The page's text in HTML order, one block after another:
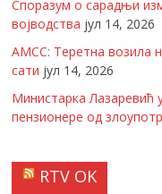
Споразум о сарадњи
војводства јул 14, 2026
АМСС: Теретна возила
сати јул 14, 2026
Министарка Лазаревић
пензионере од
RTV OK